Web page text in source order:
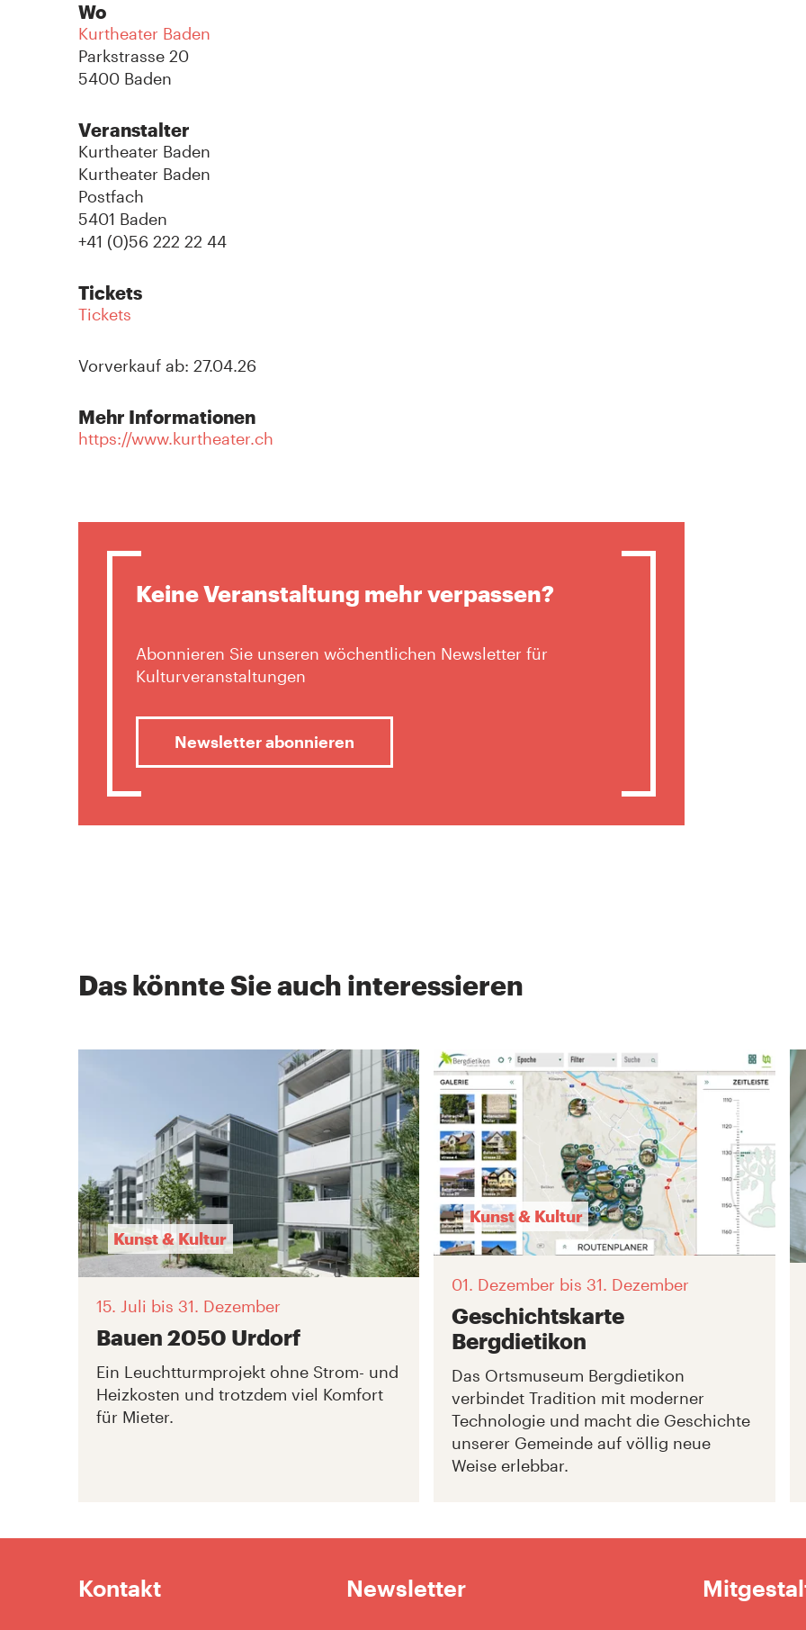
Wo
Kurtheater Baden
Parkstrasse 20
5400 Baden
Veranstalter
Kurtheater Baden
Kurtheater Baden
Postfach
5401 Baden
+41 (0)56 222 22 44
Tickets
Tickets
Vorverkauf ab: 27.04.26
Mehr Informationen
https://www.kurtheater.ch
Keine Veranstaltung mehr verpassen?
Abonnieren Sie unseren wöchentlichen Newsletter für
Kulturveranstaltungen
Newsletter abonnieren
Das könnte Sie auch interessieren
Kunst & Kultur
15. Juli bis 31. Dezember
Bauen 2050 Urdorf
Ein Leuchtturmprojekt ohne Strom- und
Heizkosten und trotzdem viel Komfort
für Mieter.
Kunst & Kultur
01. Dezember bis 31. Dezember
Geschichtskarte
Bergdietikon
Das Ortsmuseum Bergdietikon
verbindet Tradition mit moderner
Technologie und macht die Geschichte
unserer Gemeinde auf völlig neue
Weise erlebbar.
Kontakt Newsletter